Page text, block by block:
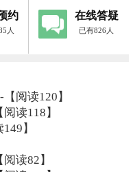
约
人
在线答疑
已有826人
阅读120】
读118】
】
读82】